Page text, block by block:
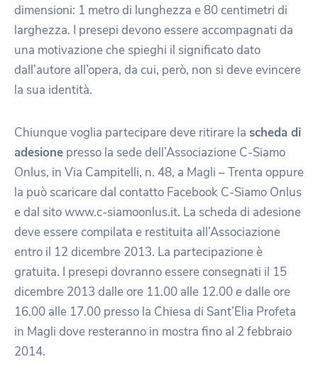
dimensioni: 1 metro di lunghezza e 80 centimetri di
larghezza. I presepi devono essere accompagnati da
una motivazione che spieghi il significato dato
dall’autore all’opera, da cui, però, non si deve evincere
la sua identità.
Chiunque voglia partecipare deve ritirare la scheda di
adesione presso la sede dell’Associazione C-Siamo
Onlus, in Via Campitelli, n. 48, a Magli – Trenta oppure
la può scaricare dal contatto Facebook C-Siamo Onlus
e dal sito www.c-siamoonlus.it. La scheda di adesione
deve essere compilata e restituita all’Associazione
entro il 12 dicembre 2013. La partecipazione è
gratuita. I presepi dovranno essere consegnati il 15
dicembre 2013 dalle ore 11.00 alle 12.00 e dalle ore
16.00 alle 17.00 presso la Chiesa di Sant’Elia Profeta
in Magli dove resteranno in mostra fino al 2 febbraio
2014.